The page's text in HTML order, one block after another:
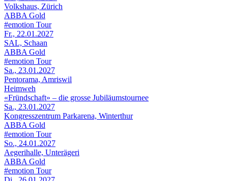
Volkshaus, Zürich
ABBA Gold
#emotion Tour
Fr., 22.01.2027
SAL, Schaan
ABBA Gold
#emotion Tour
Sa., 23.01.2027
Pentorama, Amriswil
Heimweh
«Fründschaft» – die grosse Jubiläumstournee
Sa., 23.01.2027
Kongresszentrum Parkarena, Winterthur
ABBA Gold
#emotion Tour
So., 24.01.2027
Aegerihalle, Unterägeri
ABBA Gold
#emotion Tour